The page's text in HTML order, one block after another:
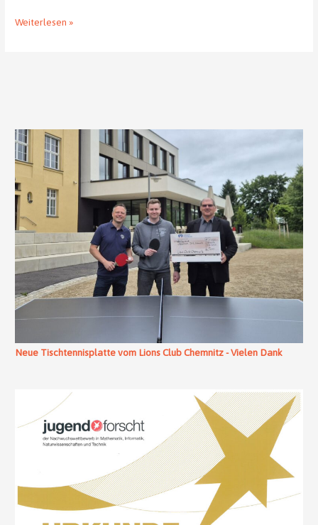
Unsere
Weiterlesen »
Neue Tischtennisplatte vom Lions Club Chemnitz - Vielen Dank